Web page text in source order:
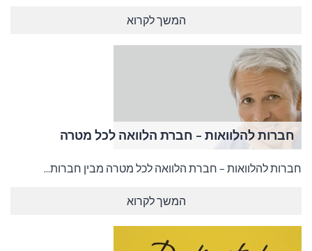
המשך לקרוא
חברות להלוואות – חברת הלוואה לכל מטרה
חברות להלוואות – חברת הלוואה לכל מטרה מבין חברות...
המשך לקרוא